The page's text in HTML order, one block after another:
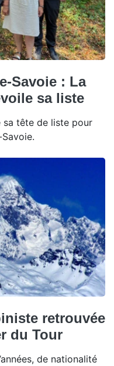
Savoie : La
sa liste
sa tête de liste pour
retrouvée
du Tour
de nationalité